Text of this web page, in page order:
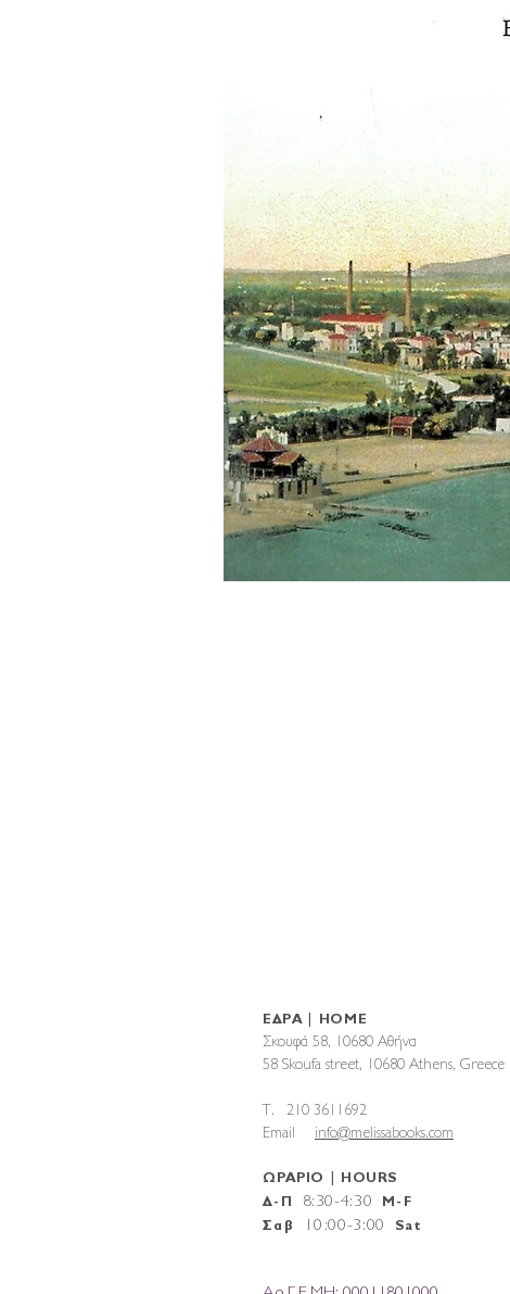
ΕΔΡΑ | HOME
Σκουφά 58, 10680 Αθήνα
58 Skoufa street, 10680 Athens, Greece
T. 210 3611692
Email info@melissabooks.com
ΩΡΑΡΙΟ | HOURS
Δ-Π
8:30-4:30 M-F
Σαβ
10 :00-3:00 Sat